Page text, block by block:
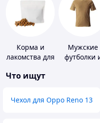
Корма и
лакомства для
животных и
Мужские
футболки
Что ищут
Чехол для Oppo Reno 13